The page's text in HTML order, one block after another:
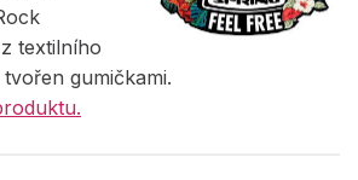
textilního
gumičkami.